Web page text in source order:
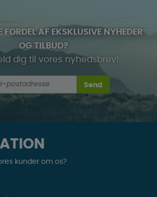
FORDEL AF EKSKLUSIVE NYHEDER
OG TILBUD?
dig til vores nyhedsbrev!
Send
kunder om os?